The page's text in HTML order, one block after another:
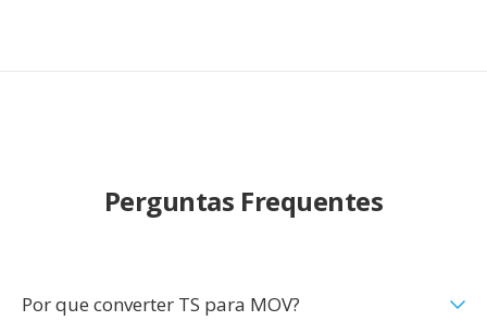
Perguntas Frequentes
Por que converter TS para MOV?